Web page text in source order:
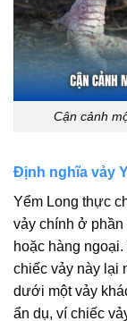
Cận cảnh
Định nghĩa vảy
Yểm Long thực
vảy chính ở
hoặc hàng
chiếc vảy này lại
dưới một vảy
ẩn dụ, ví chiếc